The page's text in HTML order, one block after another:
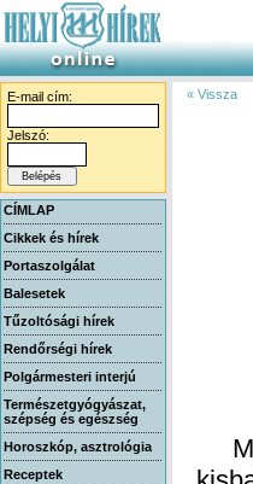
E-mail cím:
Jelszó:
CÍMLAP
Cikkek és hírek
Portaszolgálat
Balesetek
Tűzoltósági hírek
Rendőrségi hírek
Polgármesteri interjú
Természetgyógyászat,
szépség és egészség
Horoszkóp, asztrológia
Receptek
« Vissza
A